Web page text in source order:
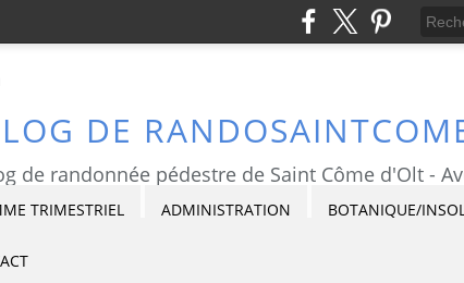
DE
de randonnée pédestre de Saint Côme d'Olt -
TRIMESTRIEL ADMINISTRATION BOTANIQUE/